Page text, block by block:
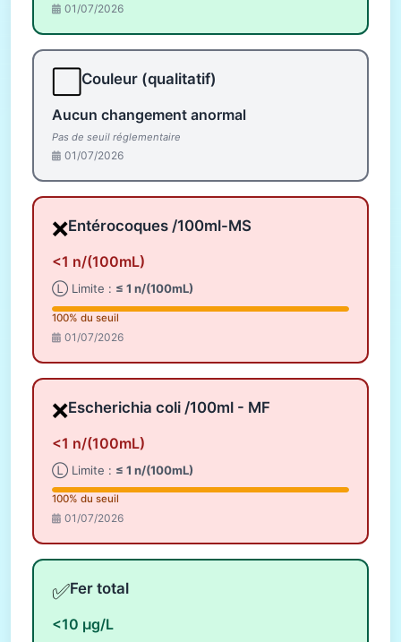
01/07/2026
Couleur (qualitatif)
Aucun changement anormal
Pas de seuil réglementaire
01/07/2026
❌Entérocoques /100ml-MS
<1 n/(100mL)
Ⓛ Limite : ≤ 1 n/(100mL)
100% du seuil
01/07/2026
❌Escherichia coli /100ml - MF
<1 n/(100mL)
Ⓛ Limite : ≤ 1 n/(100mL)
100% du seuil
01/07/2026
✅Fer total
<10 µg/L